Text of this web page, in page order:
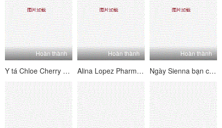
Hoàn thành
Y tá Chloe Cherry đặt hàng
Hoàn thành
Alina Lopez Pharma Sutra
Hoàn thành
Ngày Sienna bạn có thể cảm thấy đó không